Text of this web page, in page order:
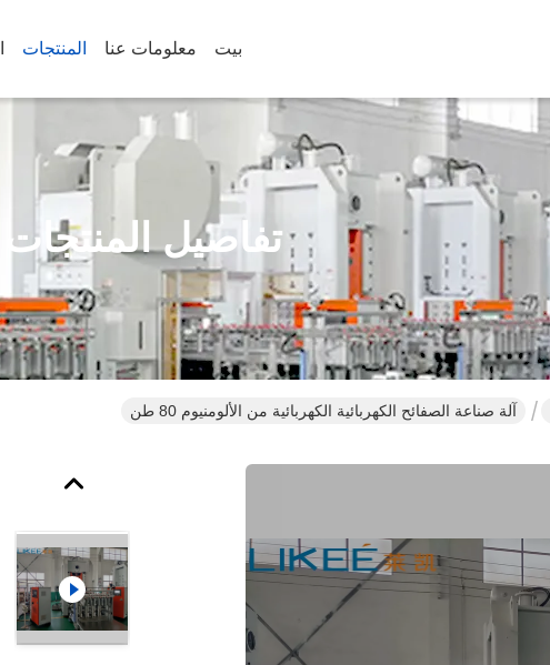
بيت معلومات عنا المنتجات
تفاصيل المنتجات
آلة صناعة الصفائح الكهربائية الكهربائية من الألومنيوم 80 طن